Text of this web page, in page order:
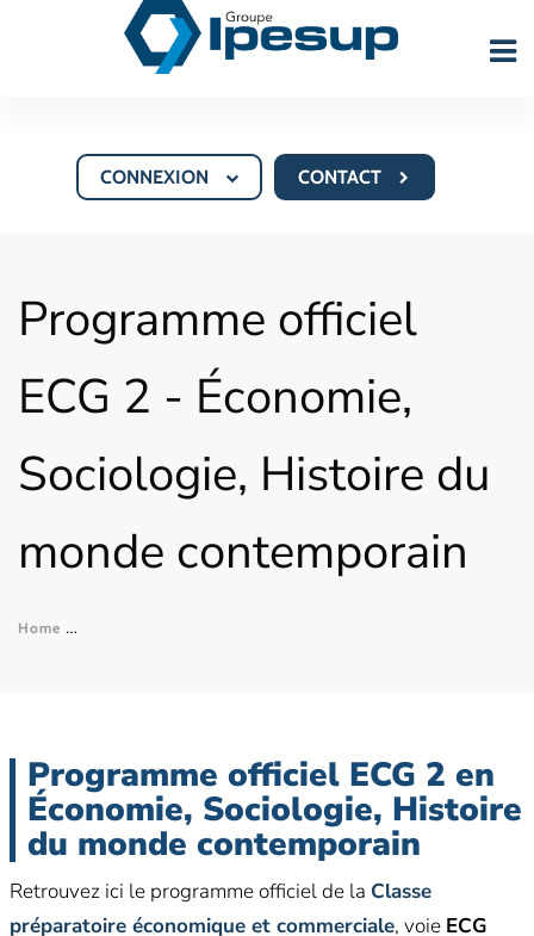
CONTACT
CONNEXION
Programme officiel
ECG 2 - Économie,
Sociologie, Histoire du
monde contemporain
Home
Programme officiel ECG 2 en
Économie, Sociologie, Histoire
du monde contemporain
Retrouvez ici le programme officiel de la Classe
préparatoire économique et commerciale, voie ECG